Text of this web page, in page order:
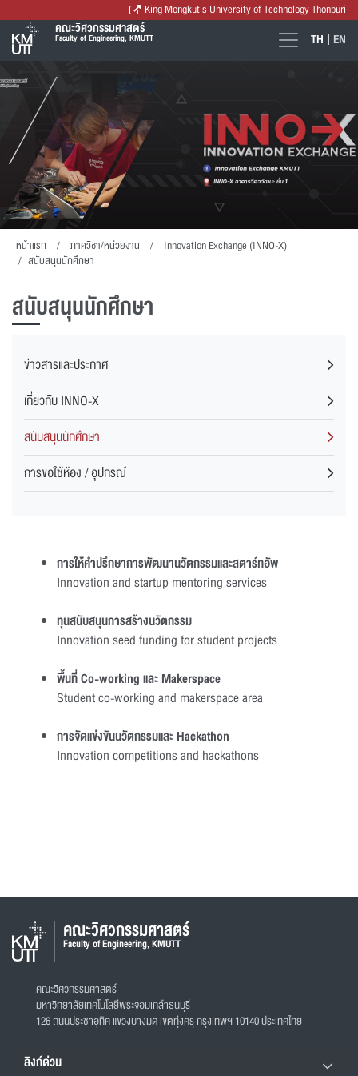
King Mongkut's University of Technology Thonburi
คณะวิศวกรรมศาสตร์
Faculty of Engineering, KMUTT TH EN
หน้าแรก ภาควิชา/หน่วยงาน
Innovation Exchange (INNO-X)
สนับสนุนนักศึกษา
สนับสนุนนักศึกษา
ข่าวสารและประกาศ
เกี่ยวกับ INNO-X
สนับสนุนนักศึกษา
การขอใช้ห้อง / อุปกรณ์
การให้คำปรึกษาการพัฒนานวัตกรรมและสตาร์ทอัพ
Innovation and startup mentoring services
ทุนสนับสนุนการสร้างนวัตกรรม
Innovation seed funding for student projects
พื้นที่ Co-working และ Makerspace
Student co-working and makerspace area
การจัดแข่งขันนวัตกรรมและ Hackathon
Innovation competitions and hackathons
คณะวิศวกรรมศาสตร์
Faculty of Engineering, KMUTT
คณะวิศวกรรมศาสตร์
มหาวิทยาลัยเทคโนโลยีพระจอมเกล้าธนบุรี
126 ถนนประชาอุทิศ แขวงบางมด เขตทุ่งครุ กรุงเทพฯ 10140 ประเทศไทย
ลิงก์ด่วน